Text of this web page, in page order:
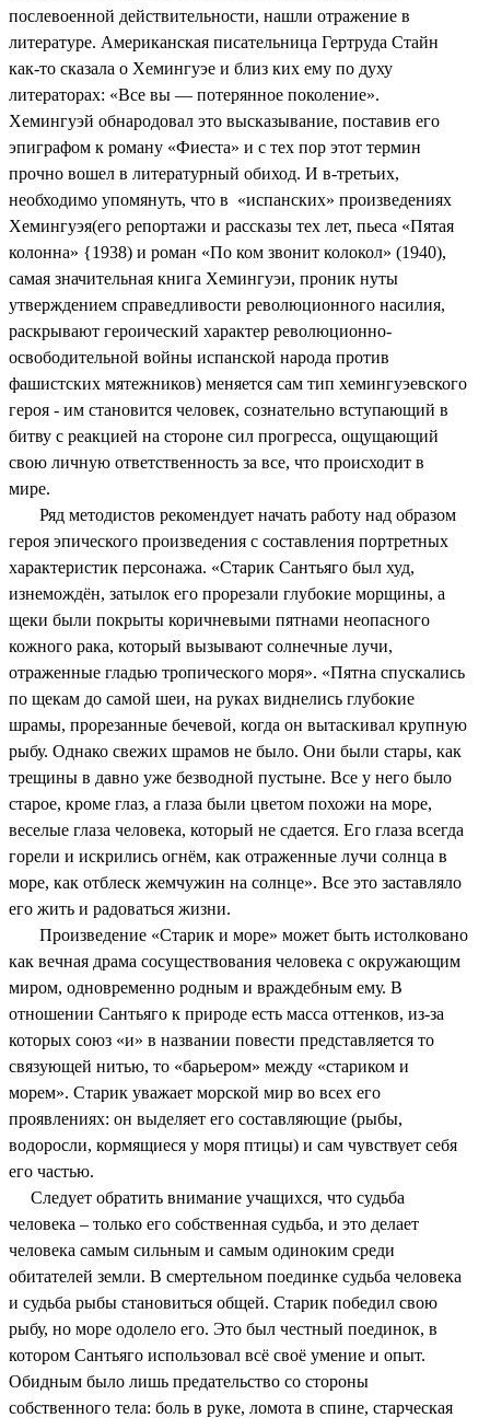
послевоенной действительности, нашли отражение в
литературе. Американская писательница Гертруда Стайн
как-то сказала о Хемингуэе и близ ких ему по духу
литераторах: «Все вы — потерянное поколение».
Хемингуэй обнародовал это высказывание, поставив его
эпиграфом к роману «Фиеста» и с тех пор этот термин
прочно вошел в литературный обиход. И в-третьих,
необходимо упомянуть, что в «испанских» произведениях
Хемингуэя(его репортажи и рассказы тех лет, пьеса «Пятая
колонна» {1938) и роман «По ком звонит колокол» (1940),
самая значительная книга Хемингуэи, проник нуты
утверждением справедливости революционного насилия,
раскрывают героический характер революционно-
освободительной войны испанской народа против
фашистских мятежников) меняется сам тип хемингуэевского
героя - им становится человек, сознательно вступающий в
битву с реакцией на стороне сил прогресса, ощущающий
свою личную ответственность за все, что происходит в
мире.
Ряд методистов рекомендует начать работу над образом
героя эпического произведения с составления портретных
характеристик персонажа. «Старик Сантьяго был худ,
изнемождён, затылок его прорезали глубокие морщины, а
щеки были покрыты коричневыми пятнами неопасного
кожного рака, который вызывают солнечные лучи,
отраженные гладью тропического моря». «Пятна спускались
по щекам до самой шеи, на руках виднелись глубокие
шрамы, прорезанные бечевой, когда он вытаскивал крупную
рыбу. Однако свежих шрамов не было. Они были стары, как
трещины в давно уже безводной пустыне. Все у него было
старое, кроме глаз, а глаза были цветом похожи на море,
веселые глаза человека, который не сдается. Его глаза всегда
горели и искрились огнём, как отраженные лучи солнца в
море, как отблеск жемчужин на солнце». Все это заставляло
его жить и радоваться жизни.
Произведение «Старик и море» может быть истолковано
как вечная драма сосуществования человека с окружающим
миром, одновременно родным и враждебным ему. В
отношении Сантьяго к природе есть масса оттенков, из-за
которых союз «и» в названии повести представляется то
связующей нитью, то «барьером» между «стариком и
морем». Старик уважает морской мир во всех его
проявлениях: он выделяет его составляющие (рыбы,
водоросли, кормящиеся у моря птицы) и сам чувствует себя
его частью.
Следует обратить внимание учащихся, что судьба
человека – только его собственная судьба, и это делает
человека самым сильным и самым одиноким среди
обитателей земли. В смертельном поединке судьба человека
и судьба рыбы становиться общей. Старик победил свою
рыбу, но море одолело его. Это был честный поединок, в
котором Сантьяго использовал всё своё умение и опыт.
Обидным было лишь предательство со стороны
собственного тела: боль в руке, ломота в спине, старческая